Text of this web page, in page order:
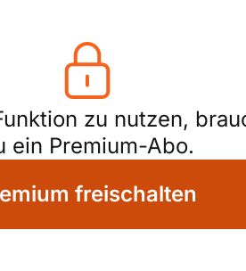
zu nutzen,
ein Premium-Abo.
freischalten